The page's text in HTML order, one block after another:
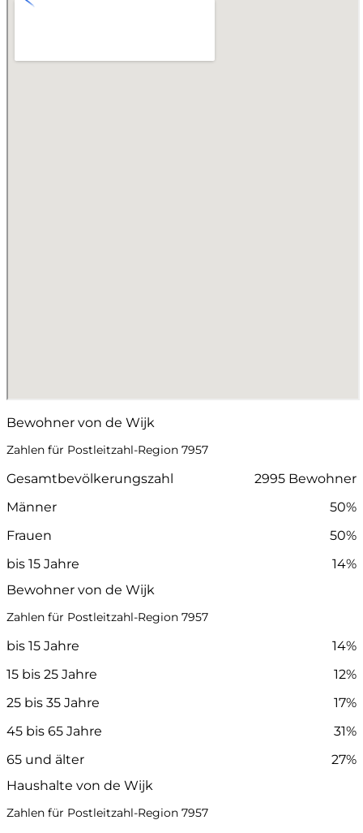
Bewohner von de Wijk
Zahlen für Postleitzahl-Region 7957
Gesamtbevölkerungszahl
2995 Bewohner
Männer
50%
Frauen
50%
bis 15 Jahre
14%
Bewohner von de Wijk
Zahlen für Postleitzahl-Region 7957
bis 15 Jahre
14%
15 bis 25 Jahre
12%
25 bis 35 Jahre
17%
45 bis 65 Jahre
31%
65 und älter
27%
Haushalte von de Wijk
Zahlen für Postleitzahl-Region 7957